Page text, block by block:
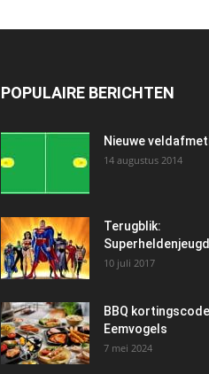
POPULAIRE BERICHTEN
Nieuwe
14 augustus 2014
Terugblik:
10 juli 2017
BBQ
Eemvogels
7 mei 2024